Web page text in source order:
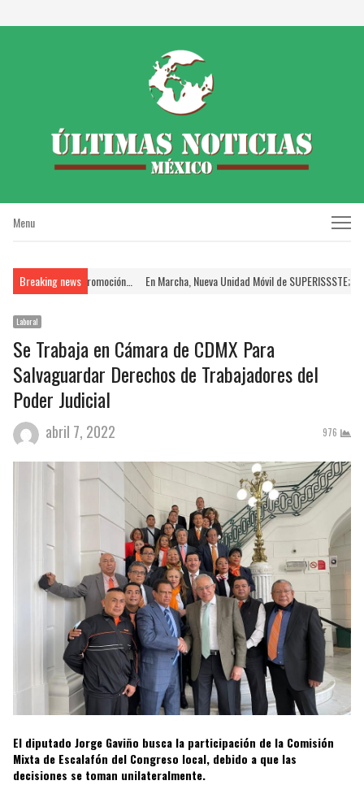
Menu
Menu
Breaking news
el Proceso de Promoción… En Marcha, Nueva Unidad Móvil de SUPERISSSTE;
Laboral
Se Trabaja en Cámara de CDMX Para
Salvaguardar Derechos de Trabajadores del
Poder Judicial
abril 7, 2022 976
El diputado Jorge Gaviño busca la participación de la Comisión
Mixta de Escalafón del Congreso local, debido a que las
decisiones se toman unilateralmente.